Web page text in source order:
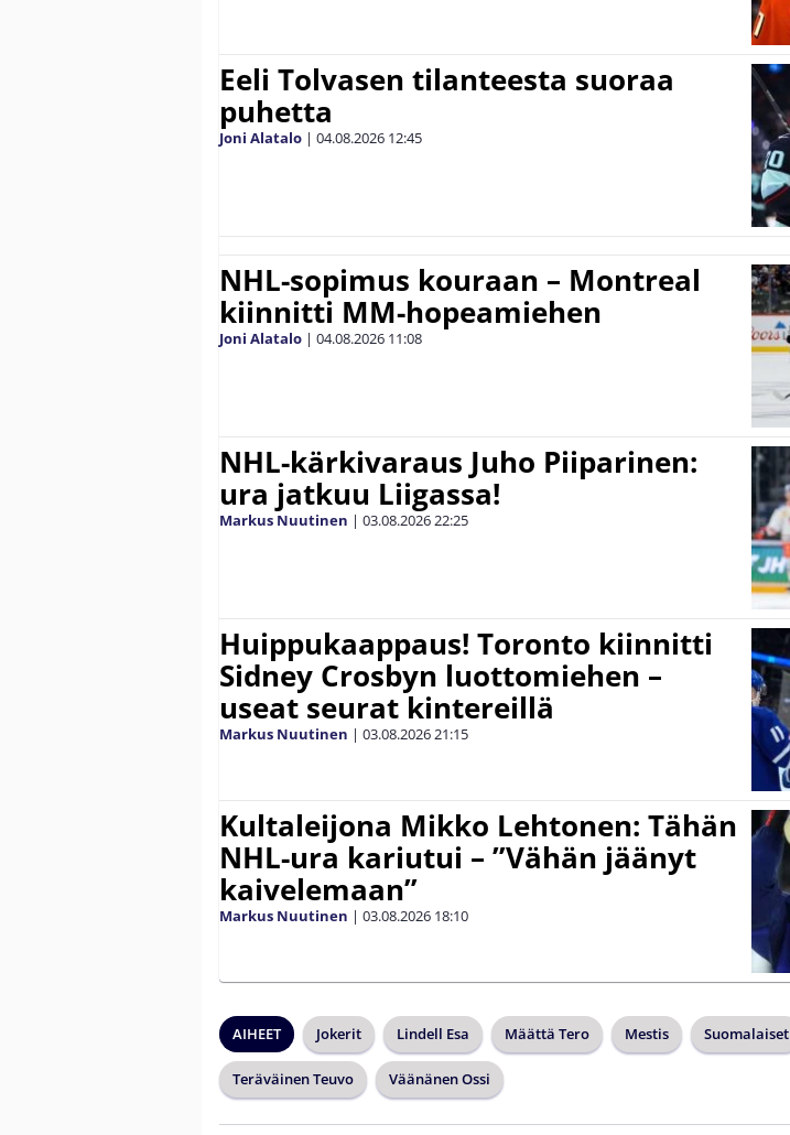
Eeli Tolvasen tilanteesta suoraa
puhetta
Joni Alatalo | 04.08.2026 12:45
NHL-sopimus kouraan – Montreal
kiinnitti MM-hopeamiehen
Joni Alatalo | 04.08.2026 11:08
NHL-kärkivaraus Juho Piiparinen:
ura jatkuu Liigassa!
Markus Nuutinen | 03.08.202622:25
Huippukaappaus! Toronto kiinnitti
Sidney Crosbyn luottomiehen –
useat seurat kintereillä
Markus Nuutinen | 03.08.202621:15
Kultaleijona Mikko Lehtonen: Tähän
NHL-ura kariutui – ”Vähän jäänyt
kaivelemaan”
Markus Nuutinen | 03.08.2026 18:10
AIHEET Jokerit Lindell Esa Määttä Tero Mestis Suomalaiset
Teräväinen Teuvo Väänänen Ossi